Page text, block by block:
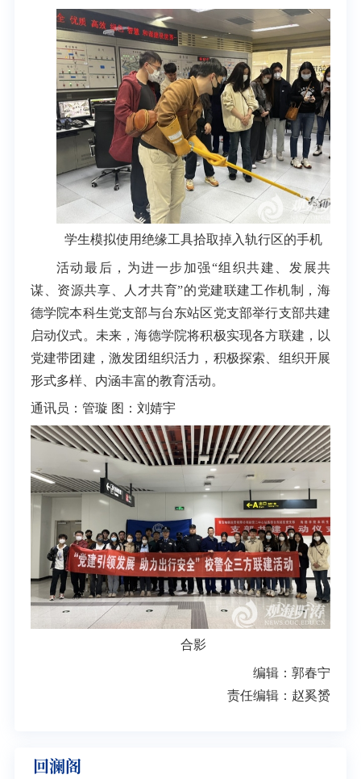
学生模拟使用绝缘工具拾取掉入轨行区的手机
活动最后，为进一步加强“组织共建、发展共
谋、资源共享、人才共育”的党建联建工作机制，海
德学院本科生党支部与台东站区党支部举行支部共建
启动仪式。未来，海德学院将积极实现各方联建，以
党建带团建，激发团组织活力，积极探索、组织开展
形式多样、内涵丰富的教育活动。
通讯员：管璇 图：刘婧宇
合影
编辑：郭春宁
责任编辑：赵奚赟
回澜阁